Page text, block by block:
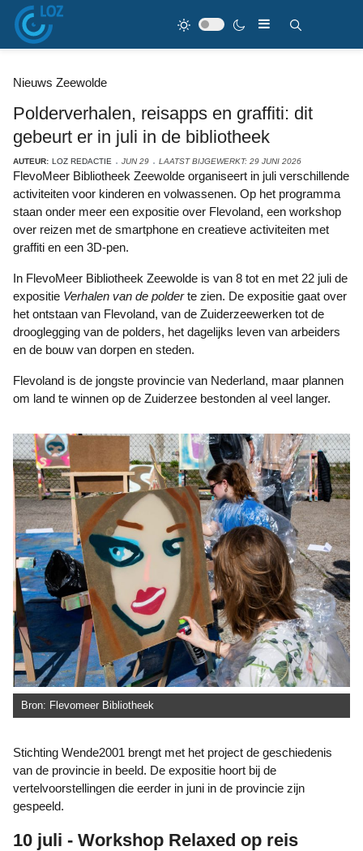
Nieuws Zeewolde
Polderverhalen, reisapps en graffiti: dit
gebeurt er in juli in de bibliotheek
AUTEUR: LOZ REDACTIE JUN 29 LAATST BIJGEWERKT: 29 JUNI 2026
FlevoMeer Bibliotheek Zeewolde organiseert in juli verschillende
activiteiten voor kinderen en volwassenen. Op het programma
staan onder meer een expositie over Flevoland, een workshop
over reizen met de smartphone en creatieve activiteiten met
graffiti en een 3D-pen.
In FlevoMeer Bibliotheek Zeewolde is van 8 tot en met 22 juli de
expositie Verhalen van de polderte zien. De expositie gaat over
het ontstaan van Flevoland, van de Zuiderzeewerken tot de
drooglegging van de polders, het dagelijks leven van arbeiders
en de bouw van dorpen en steden.
Flevoland is de jongste provincie van Nederland, maar plannen
om land te winnen op de Zuiderzee bestonden al veel langer.
Bron: Flevomeer Bibliotheek
Stichting Wende2001 brengt met het project de geschiedenis
van de provincie in beeld. De expositie hoort bij de
vertelvoorstellingen die eerder in juni in de provincie zijn
gespeeld.
10 juli - Workshop Relaxed op reis